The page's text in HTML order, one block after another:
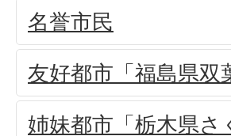
名誉市民
友好都市「福島県双
姉妹都市「栃木県さ